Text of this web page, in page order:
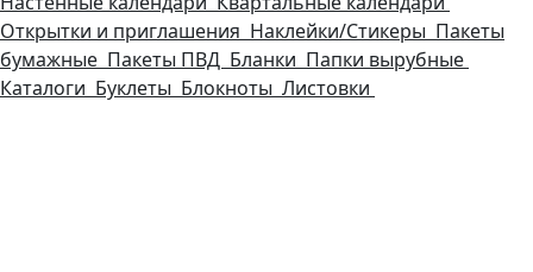
Открытки и приглашения Наклейки/Стикеры Пакеты
бумажные Пакеты ПВД Бланки Папки вырубные
Каталоги Буклеты Блокноты Листовки